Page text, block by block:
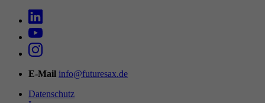
E-Mail info@futuresax.de
Datenschutz